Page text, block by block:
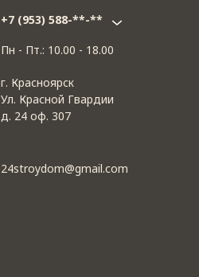
+7 (953) 588-**-**
Пн - Пт.: 10.00 - 18.00
г. Красноярск
Ул. Красной Гвардии
д. 24 оф. 307
24stroydom@gmail.com